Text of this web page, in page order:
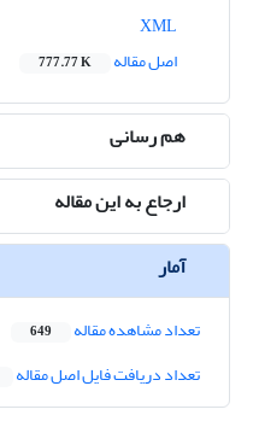
اصل مقاله
777.77 K
هم رسانی
ارجاع به این مقاله
آمار
تعداد مشاهده مقاله 649
تعداد دریافت فایل اصل مقاله